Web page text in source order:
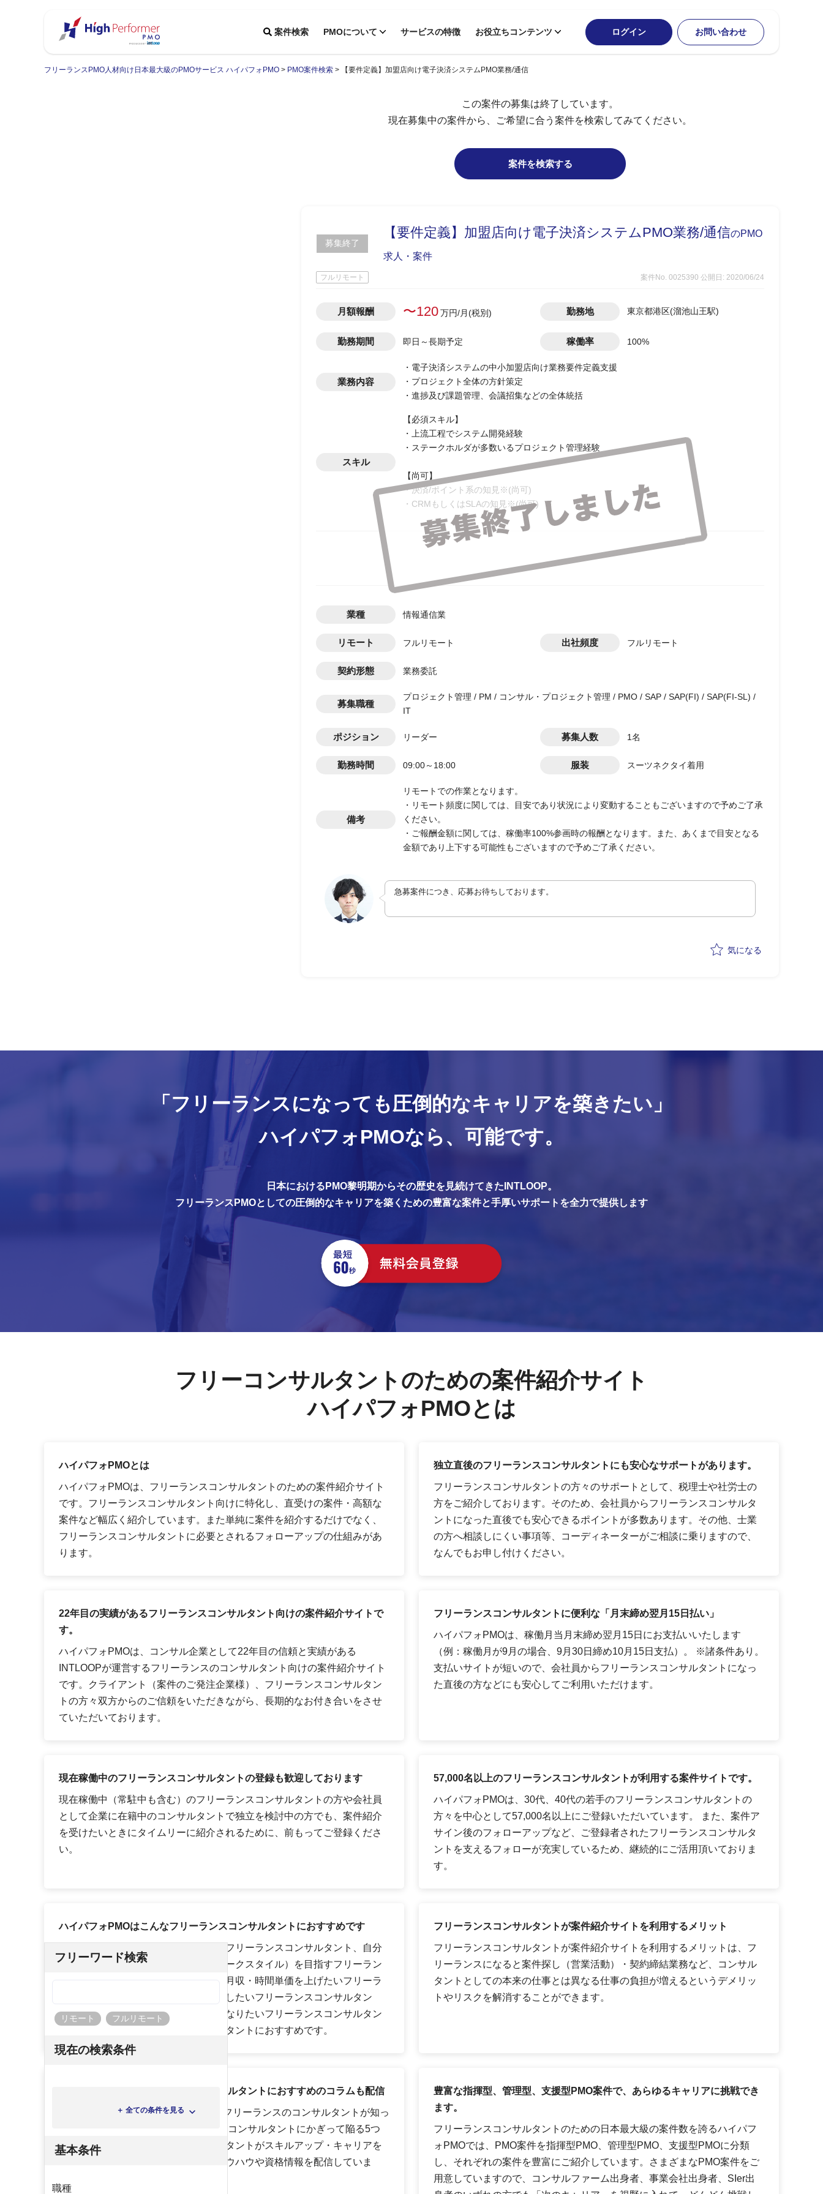
案件検索 PMOについて サービスの特徴 お役立ちコンテンツ ログイン お問い合わせ
フリーランスPMO人材向け日本最大級のPMOサービス ハイパフォPMO > PMO案件検索 > 【要件定義】加盟店向け電子決済システムPMO業務/通信
フリーワード検索
リモート フルリモート
現在の検索条件
＋ 全ての条件を見る
基本条件
職種
この案件の募集は終了しています。
現在募集中の案件から、ご希望に合う案件を検索してみてください。
案件を検索する
募集終了
【要件定義】加盟店向け電子決済システムPMO業務/通信のPMO
求人・案件
フルリモート 案件No. 0025390 公開日: 2020/06/24
月額報酬 〜120万円/月(税別) 勤務地 東京都港区(溜池山王駅)
勤務期間 即日～長期予定 稼働率 100%
業務内容
・電子決済システムの中小加盟店向け業務要件定義支援
・プロジェクト全体の方針策定
・進捗及び課題管理、会議招集などの全体統括
スキル
【必須スキル】
・上流工程でシステム開発経験
・ステークホルダが多数いるプロジェクト管理経験
【尚可】
・決済/ポイント系の知見※(尚可)
・CRMもしくはSLAの知見※(尚可)
業種 情報通信業
リモート フルリモート 出社頻度 フルリモート
契約形態 業務委託
募集職種
プロジェクト管理 / PM / コンサル・プロジェクト管理 / PMO / SAP / SAP(FI) / SAP(FI-SL) /
IT
ポジション リーダー 募集人数 1名
勤務時間 09:00～18:00 服装 スーツネクタイ着用
備考
リモートでの作業となります。
・リモート頻度に関しては、目安であり状況により変動することもございますので予めご了承
ください。
・ご報酬金額に関しては、稼働率100%参画時の報酬となります。また、あくまで目安となる
金額であり上下する可能性もございますので予めご了承ください。
急募案件につき、応募お待ちしております。
気になる
「フリーランスになっても圧倒的なキャリアを築きたい」
ハイパフォPMOなら、 可能です。
日本におけるPMO黎明期からその歴史を見続けてきたINTLOOP。
フリーランスPMOとしての圧倒的なキャリアを築くための豊富な案件と手厚いサポートを全力で提供します
フリーコンサルタントのための案件紹介サイト
ハイパフォPMOとは
ハイパフォPMOとは
ハイパフォPMOは、フリーランスコンサルタントのための案件紹介サイト
です。フリーランスコンサルタント向けに特化し、直受けの案件・高額な
案件など幅広く紹介しています。また単純に案件を紹介するだけでなく、
フリーランスコンサルタントに必要とされるフォローアップの仕組みがあ
ります。
独立直後のフリーランスコンサルタントにも安心なサポートがあります。
フリーランスコンサルタントの方々のサポートとして、税理士や社労士の
方をご紹介しております。そのため、会社員からフリーランスコンサルタ
ントになった直後でも安心できるポイントが多数あります。その他、士業
の方へ相談しにくい事項等、コーディネーターがご相談に乗りますので、
なんでもお申し付けください。
22年目の実績があるフリーランスコンサルタント向けの案件紹介サイトで
す。
ハイパフォPMOは、コンサル企業として22年目の信頼と実績がある
INTLOOPが運営するフリーランスのコンサルタント向けの案件紹介サイト
です。クライアント（案件のご発注企業様）、フリーランスコンサルタン
トの方々双方からのご信頼をいただきながら、長期的なお付き合いをさせ
ていただいております。
フリーランスコンサルタントに便利な「月末締め翌月15日払い」
ハイパフォPMOは、稼働月当月末締め翌月15日にお支払いいたします
（例：稼働月が9月の場合、9月30日締め10月15日支払）。 ※諸条件あり。
支払いサイトが短いので、会社員からフリーランスコンサルタントになっ
た直後の方などにも安心してご利用いただけます。
現在稼働中のフリーランスコンサルタントの登録も歓迎しております
現在稼働中（常駐中も含む）のフリーランスコンサルタントの方や会社員
として企業に在籍中のコンサルタントで独立を検討中の方でも、案件紹介
を受けたいときにタイムリーに紹介されるために、前もってご登録くださ
い。
57,000名以上のフリーランスコンサルタントが利用する案件サイトです。
ハイパフォPMOは、30代、40代の若手のフリーランスコンサルタントの
方々を中心として57,000名以上にご登録いただいています。 また、案件ア
サイン後のフォローアップなど、ご登録者されたフリーランスコンサルタ
ントを支えるフォローが充実しているため、継続的にご活用頂いておりま
す。
ハイパフォPMOはこんなフリーランスコンサルタントにおすすめです
会社員として経験を積んで実力のあるフリーランスコンサルタント、自分
の時間・自由を大切にした働き方（ワークスタイル）を目指すフリーラン
スコンサルタント、市場価値や年収・月収・時間単価を上げたいフリーラ
ンスコンサルタント、スキルアップをしたいフリーランスコンサルタン
ト、安定して案件に参画できるようになりたいフリーランスコンサルタン
トなど、様々なフリーランスコンサルタントにおすすめです。
フリーランスコンサルタントが案件紹介サイトを利用するメリット
フリーランスコンサルタントが案件紹介サイトを利用するメリットは、フ
リーランスになると案件探し（営業活動）・契約締結業務など、コンサル
タントとしての本来の仕事とは異なる仕事の負担が増えるというデメリッ
トやリスクを解消することができます。
ハイパフォPMOはフリーランスコンサルタントにおすすめのコラムも配信
ハイパフォPMOでは、「PMO特集 〜フリーランスのコンサルタントが知っ
ておくべきPMOの役割〜」や「優秀なコンサルタントにかぎって陥る5つ
のワナ」などのフリーランスコンサルタントがスキルアップ・キャリアを
ステップアップさせるために必要なノウハウや資格情報を配信していま
豊富な指揮型、管理型、支援型PMO案件で、あらゆるキャリアに挑戦でき
ます。
フリーランスコンサルタントのための日本最大級の案件数を誇るハイパフ
ォPMOでは、PMO案件を指揮型PMO、管理型PMO、支援型PMOに分類
し、それぞれの案件を豊富にご紹介しています。さまざまなPMO案件をご
用意していますので、コンサルファーム出身者、事業会社出身者、SIer出